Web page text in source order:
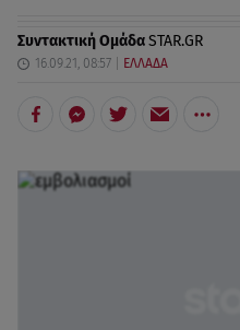
Συντακτική ΟμάδαSTAR.GR
16.09.21, 08:57 ΕΛΛΑΔΑ